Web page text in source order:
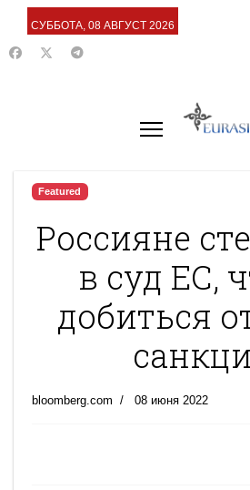
СУББОТА, 08 АВГУСТ 2026
Featured
Россияне
в суд ЕС,
добиться
bloomberg.com 08 июня 2022